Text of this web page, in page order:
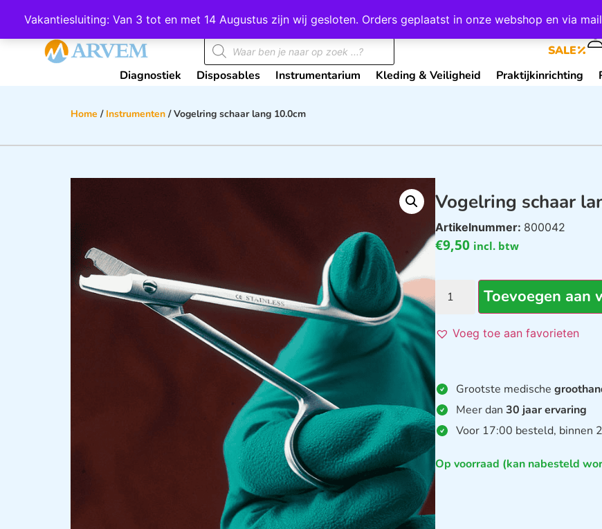
Vakantiesluiting: Van 3 tot en met 14 Augustus zijn wij gesloten. Orders geplaatst in onze webshop en via
Wij scoren een 4,8 op Google
SALE
Diagnostiek Disposables Instrumentarium Kleding & Veiligheid Praktijkinrichting
Home / Instrumenten / Vogelring schaar lang 10.0cm
Vogelring schaar
Artikelnummer: 800042
€9,50 incl. btw
Toevoegen aan
Voeg toe aan favorieten
Grootste medische
Meer dan30 jaar ervaring
Voor 17:00 besteld, binnen
Op voorraad (kan nabesteld